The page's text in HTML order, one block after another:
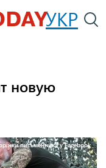
УКР
новую
письменника у Facebook